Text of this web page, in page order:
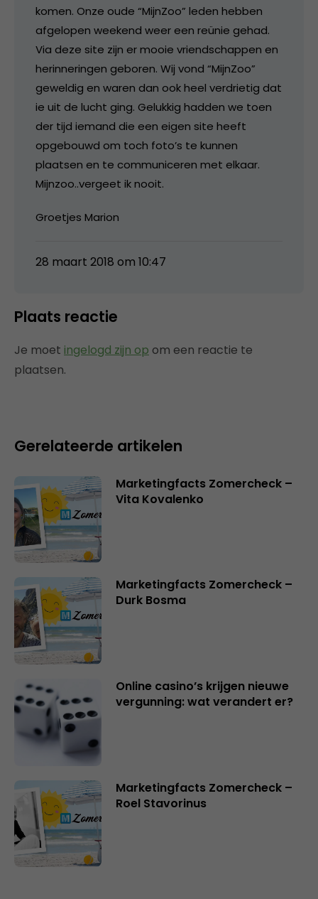
komen. Onze oude “MijnZoo” leden hebben
afgelopen weekend weer een reünie gehad.
Via deze site zijn er mooie vriendschappen en
herinneringen geboren. Wij vond “MijnZoo”
geweldig en waren dan ook heel verdrietig dat
ie uit de lucht ging. Gelukkig hadden we toen
der tijd iemand die een eigen site heeft
opgebouwd om toch foto’s te kunnen
plaatsen en te communiceren met elkaar.
Mijnzoo..vergeet ik nooit.
Groetjes Marion
28 maart 2018 om 10:47
Plaats reactie
Je moet ingelogd zijn op om een reactie te
plaatsen.
Gerelateerde artikelen
Marketingfacts Zomercheck –
Vita Kovalenko
Marketingfacts Zomercheck –
Durk Bosma
Online casino’s krijgen nieuwe
vergunning: wat verandert er?
Marketingfacts Zomercheck –
Roel Stavorinus